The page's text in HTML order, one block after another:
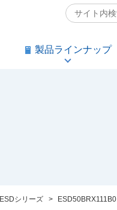
製品ラインナップ
ESDシリーズ > ESD50BRX111B0